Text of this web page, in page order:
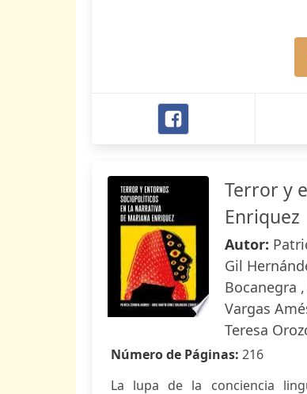
Terror y
Enriquez
Autor:
Gil
Bocanegra
Vargas
Teresa
Número de Páginas: 216
La lupa de la conciencia